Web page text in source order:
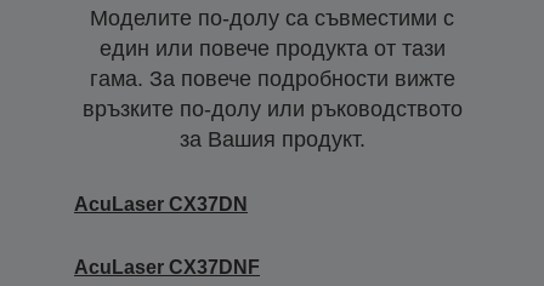
Моделите по-долу са съвместими с
един или повече продукта от тази
гама. За повече подробности вижте
връзките по-долу или ръководството
за Вашия продукт.
AcuLaser CX37DN
AcuLaser CX37DNF